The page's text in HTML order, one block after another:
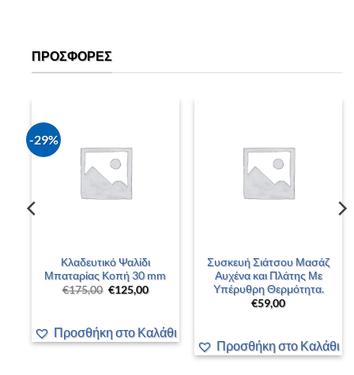
ΠΡΟΣΦΟΡΈΣ
-29%
Κλαδευτικό Ψαλίδι
Μπαταρίας Κοπή 30 mm
€175,00 Original
€125,00Η
€125,00.
Προσθήκη στο Καλάθι
Συσκευή Σιάτσου Μασάζ
Αυχένα και Πλάτης Με
Υπέρυθρη Θερμότητα.
€59,00
Προσθήκη στο Καλάθι